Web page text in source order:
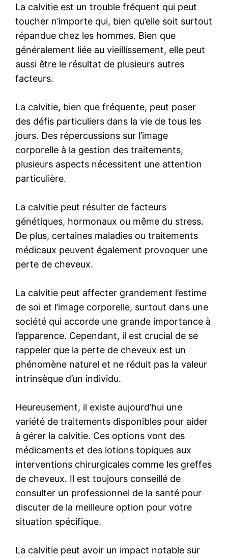
La calvitie est un trouble fréquent qui peut
toucher n’importe qui, bien qu’elle soit surtout
répandue chez les hommes. Bien que
généralement liée au vieillissement, elle peut
aussi être le résultat de plusieurs autres
facteurs.
La calvitie, bien que fréquente, peut poser
des défis particuliers dans la vie de tous les
jours. Des répercussions sur l’image
corporelle à la gestion des traitements,
plusieurs aspects nécessitent une attention
particulière.
La calvitie peut résulter de facteurs
génétiques, hormonaux ou même du stress.
De plus, certaines maladies ou traitements
médicaux peuvent également provoquer une
perte de cheveux.
La calvitie peut affecter grandement l’estime
de soi et l’image corporelle, surtout dans une
société qui accorde une grande importance à
l’apparence. Cependant, il est crucial de se
rappeler que la perte de cheveux est un
phénomène naturel et ne réduit pas la valeur
intrinsèque d’un individu.
Heureusement, il existe aujourd’hui une
variété de traitements disponibles pour aider
à gérer la calvitie. Ces options vont des
médicaments et des lotions topiques aux
interventions chirurgicales comme les greffes
de cheveux. Il est toujours conseillé de
consulter un professionnel de la santé pour
discuter de la meilleure option pour votre
situation spécifique.
La calvitie peut avoir un impact notable sur